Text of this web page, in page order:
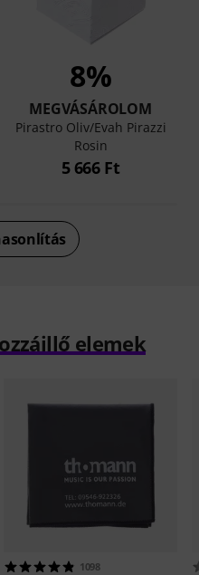
8%
MEGVÁSÁROLOM
Pirastro Oliv/Evah Pirazzi
Rosin
5 666 Ft
elemek
1098